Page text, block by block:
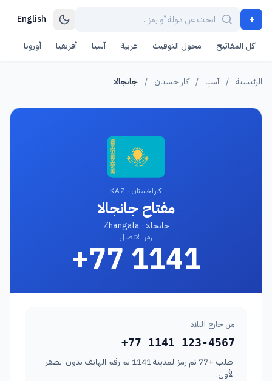
+
English
كل المفاتيح محول التوقيت عربية آسيا أفريقيا أوروبا
الرئيسية / آسيا / كازاخستان / جانجالا
كازاخستان · KAZ
مفتاح جانجالا
جانجالا · Zhangala
رمز الاتصال
+77 1141
من خارج البلاد
+77 1141 123-4567
اطلب +77 ثم رمز المدينة 1141 ثم رقم الهاتف بدون الصفر
الأول.